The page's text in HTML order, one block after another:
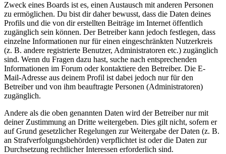
Zweck eines Boards ist es, einen Austausch mit anderen Personen
zu ermöglichen. Du bist dir daher bewusst, dass die Daten deines
Profils und die von dir erstellten Beiträge im Internet öffentlich
zugänglich sein können. Der Betreiber kann jedoch festlegen, dass
einzelne Informationen nur für einen eingeschränkten Nutzerkreis
(z. B. andere registrierte Benutzer, Administratoren etc.) zugänglich
sind. Wenn du Fragen dazu hast, suche nach entsprechenden
Informationen im Forum oder kontaktiere den Betreiber. Die E-
Mail-Adresse aus deinem Profil ist dabei jedoch nur für den
Betreiber und von ihm beauftragte Personen (Administratoren)
zugänglich.
Andere als die oben genannten Daten wird der Betreiber nur mit
deiner Zustimmung an Dritte weitergeben. Dies gilt nicht, sofern er
auf Grund gesetzlicher Regelungen zur Weitergabe der Daten (z. B.
an Strafverfolgungsbehörden) verpflichtet ist oder die Daten zur
Durchsetzung rechtlicher Interessen erforderlich sind.